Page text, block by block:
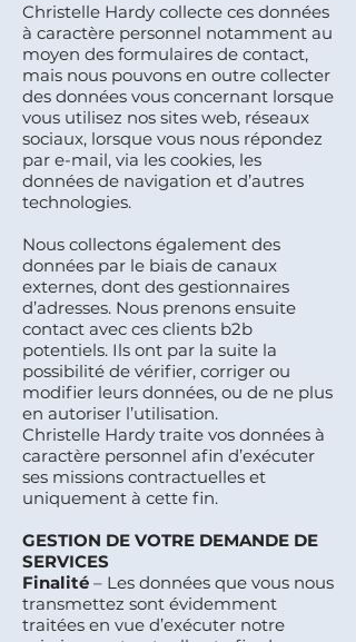
Christelle Hardy collecte ces données
à caractère personnel notamment au
moyen des formulaires de contact,
mais nous pouvons en outre collecter
des données vous concernant lorsque
vous utilisez nos sites web, réseaux
sociaux, lorsque vous nous répondez
par e-mail, via les cookies, les
données de navigation et d’autres
technologies.
Nous collectons également des
données par le biais de canaux
externes, dont des gestionnaires
d’adresses. Nous prenons ensuite
contact avec ces clients b2b
potentiels. Ils ont par la suite la
possibilité de vérifier, corriger ou
modifier leurs données, ou de ne plus
en autoriser l’utilisation.
Christelle Hardy traite vos données à
caractère personnel afin d’exécuter
ses missions contractuelles et
uniquement à cette fin.
GESTION DE VOTRE DEMANDE DE
SERVICES
Finalité – Les données que vous nous
transmettez sont évidemment
traitées en vue d’exécuter notre